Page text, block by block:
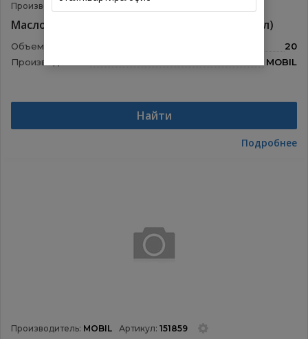
Производитель: MOBIL Артикул:
Масло Mobil SHC 630 синт.пром.циркуляц. (20л)
Объем:
20
Производитель:
MOBIL
Найти
Подробнее
Производитель: MOBIL Артикул: 151859